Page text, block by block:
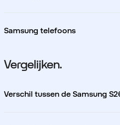
Samsung telefoons
Vergelijken.
Verschil tussen de Samsung